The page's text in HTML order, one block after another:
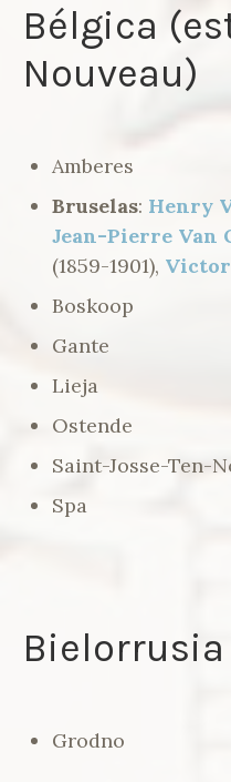
Bélgica
Nouveau)
Amberes
Bruselas: Henry
Jean-Pierre Van
(1859-1901),
Boskoop
Gante
Lieja
Ostende
Saint-Josse-Ten-
Spa
Bielorrusia
Grodno